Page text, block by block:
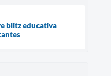
blitz educativa